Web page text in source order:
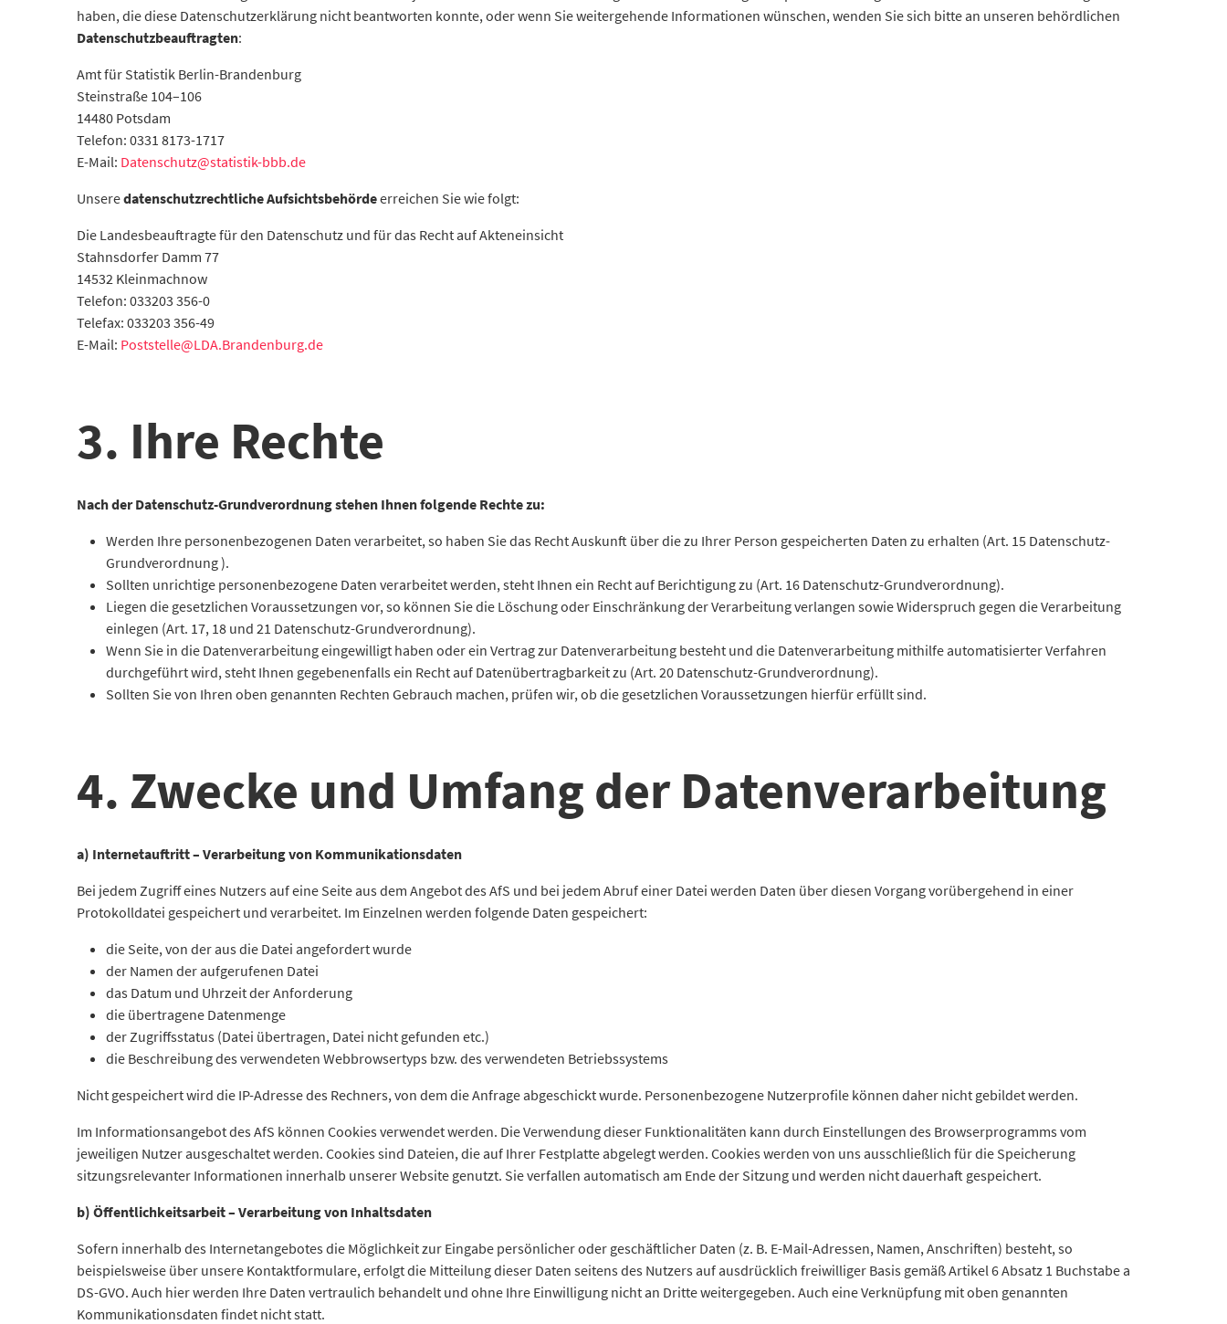
haben, die diese Datenschutzerklärung nicht beantworten konnte, oder wenn Sie weitergehende Informationen wünschen, wenden Sie sich bitte an unseren behördlichen
Datenschutzbeauftragten:
Amt für Statistik Berlin-Brandenburg
Steinstraße 104–106
14480 Potsdam
Telefon: 0331 8173-1717
E-Mail: Datenschutz@statistik-bbb.de
Unseredatenschutzrechtliche Aufsichtsbehördeerreichen Sie wie folgt:
Die Landesbeauftragte für den Datenschutz und für das Recht auf Akteneinsicht
Stahnsdorfer Damm 77
14532 Kleinmachnow
Telefon: 033203 356-0
Telefax: 033203 356-49
E-Mail: Poststelle@LDA.Brandenburg.de
3. Ihre Rechte
Nach der Datenschutz-Grundverordnung stehen Ihnen folgende Rechte zu:
Werden Ihre personenbezogenen Daten verarbeitet, so haben Sie das Recht Auskunft über die zu Ihrer Person gespeicherten Daten zu erhalten (Art. 15 Datenschutz-
Grundverordnung ).
Sollten unrichtige personenbezogene Daten verarbeitet werden, steht Ihnen ein Recht auf Berichtigung zu (Art. 16 Datenschutz-Grundverordnung).
Liegen die gesetzlichen Voraussetzungen vor, so können Sie die Löschung oder Einschränkung der Verarbeitung verlangen sowie Widerspruch gegen die Verarbeitung
einlegen (Art. 17, 18 und 21 Datenschutz-Grundverordnung).
Wenn Sie in die Datenverarbeitung eingewilligt haben oder ein Vertrag zur Datenverarbeitung besteht und die Datenverarbeitung mithilfe automatisierter Verfahren
durchgeführt wird, steht Ihnen gegebenenfalls ein Recht auf Datenübertragbarkeit zu (Art. 20 Datenschutz-Grundverordnung).
Sollten Sie von Ihren oben genannten Rechten Gebrauch machen, prüfen wir, ob die gesetzlichen Voraussetzungen hierfür erfüllt sind.
4. Zwecke und Umfang der Datenverarbeitung
a) Internetauftritt – Verarbeitung von Kommunikationsdaten
Bei jedem Zugriff eines Nutzers auf eine Seite aus dem Angebot des AfS und bei jedem Abruf einer Datei werden Daten über diesen Vorgang vorübergehend in einer
Protokolldatei gespeichert und verarbeitet. Im Einzelnen werden folgende Daten gespeichert:
die Seite, von der aus die Datei angefordert wurde
der Namen der aufgerufenen Datei
das Datum und Uhrzeit der Anforderung
die übertragene Datenmenge
der Zugriffsstatus (Datei übertragen, Datei nicht gefunden etc.)
die Beschreibung des verwendeten Webbrowsertyps bzw. des verwendeten Betriebssystems
Nicht gespeichert wird die IP-Adresse des Rechners, von dem die Anfrage abgeschickt wurde. Personenbezogene Nutzerprofile können daher nicht gebildet werden.
Im Informationsangebot des AfS können Cookies verwendet werden. Die Verwendung dieser Funktionalitäten kann durch Einstellungen des Browserprogramms vom
jeweiligen Nutzer ausgeschaltet werden. Cookies sind Dateien, die auf Ihrer Festplatte abgelegt werden. Cookies werden von uns ausschließlich für die Speicherung
sitzungsrelevanter Informationen innerhalb unserer Website genutzt. Sie verfallen automatisch am Ende der Sitzung und werden nicht dauerhaft gespeichert.
b) Öffentlichkeitsarbeit – Verarbeitung von Inhaltsdaten
Sofern innerhalb des Internetangebotes die Möglichkeit zur Eingabe persönlicher oder geschäftlicher Daten (z. B. E-Mail-Adressen, Namen, Anschriften) besteht, so
beispielsweise über unsere Kontaktformulare, erfolgt die Mitteilung dieser Daten seitens des Nutzers auf ausdrücklich freiwilliger Basis gemäß Artikel 6 Absatz 1 Buchstabe a
DS-GVO. Auch hier werden Ihre Daten vertraulich behandelt und ohne Ihre Einwilligung nicht an Dritte weitergegeben. Auch eine Verknüpfung mit oben genannten
Kommunikationsdaten findet nicht statt.